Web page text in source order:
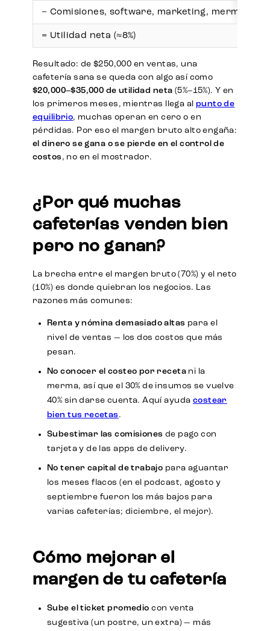
− Comisiones, software, marketing, mermas
= Utilidad neta (≈8%)
Resultado: de $250,000 en ventas, una
cafetería sana se queda con algo así como
$20,000–$35,000 de utilidad neta (5%–15%). Y en
los primeros meses, mientras llega al punto de
equilibrio, muchas operan en cero o en
pérdidas. Por eso el margen bruto alto engaña:
el dinero se gana o se pierde en el control de
costos, no en el mostrador.
¿Por qué muchas
cafeterías venden bien
pero no ganan?
La brecha entre el margen bruto (70%) y el neto
(10%) es donde quiebran los negocios. Las
razones más comunes:
Renta y nómina demasiado altas para el
nivel de ventas — los dos costos que más
pesan.
No conocer el costeo por receta ni la
merma, así que el 30% de insumos se vuelve
40% sin darse cuenta. Aquí ayuda costear
bien tus recetas.
Subestimar las comisiones de pago con
tarjeta y de las apps de delivery.
No tener capital de trabajo para aguantar
los meses flacos (en el podcast, agosto y
septiembre fueron los más bajos para
varias cafeterías; diciembre, el mejor).
Cómo mejorar el
margen de tu cafetería
Sube el ticket promedio con venta
sugestiva (un postre, un extra) — más